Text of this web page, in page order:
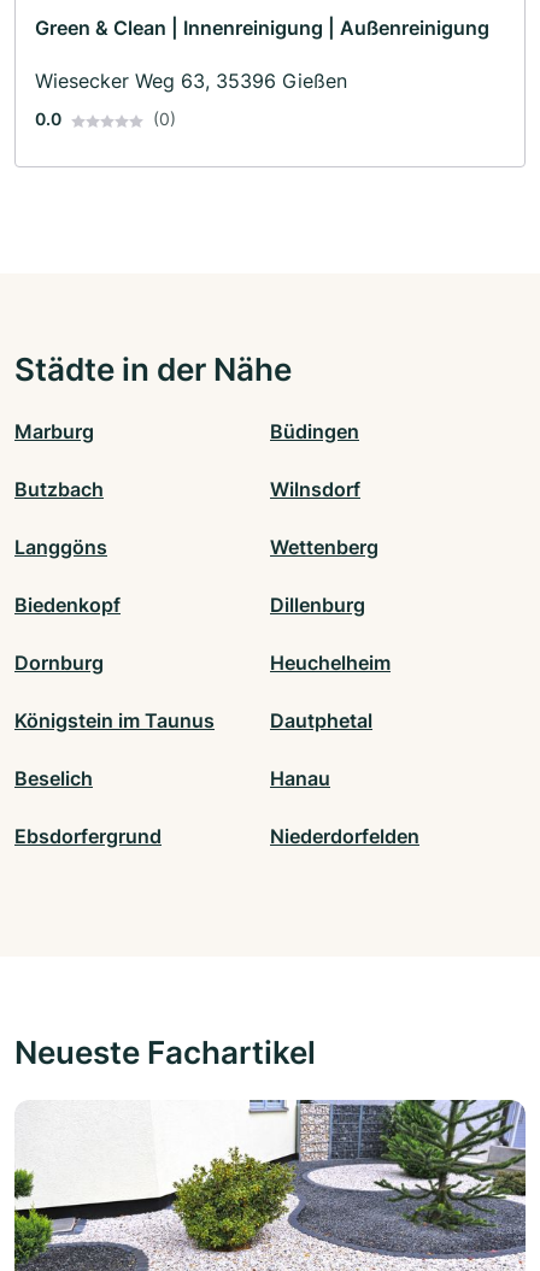
Green & Clean | Innenreinigung | Außenreinigung
Wiesecker Weg 63, 35396 Gießen
0.0 (0)
Städte in der Nähe
Marburg Büdingen
Butzbach Wilnsdorf
Langgöns Wettenberg
Biedenkopf Dillenburg
Dornburg Heuchelheim
Königstein im Taunus Dautphetal
Beselich Hanau
Ebsdorfergrund Niederdorfelden
Neueste Fachartikel